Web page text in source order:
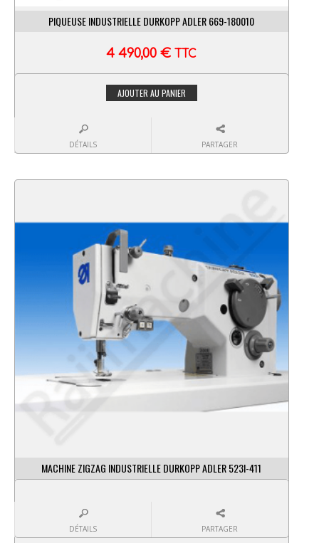
PIQUEUSE INDUSTRIELLE DURKOPP ADLER 669-180010
4 490,00€ TTC
AJOUTER AU PANIER
DÉTAILS PARTAGER
MACHINE ZIGZAG INDUSTRIELLE DURKOPP ADLER 523I-411
DÉTAILS PARTAGER